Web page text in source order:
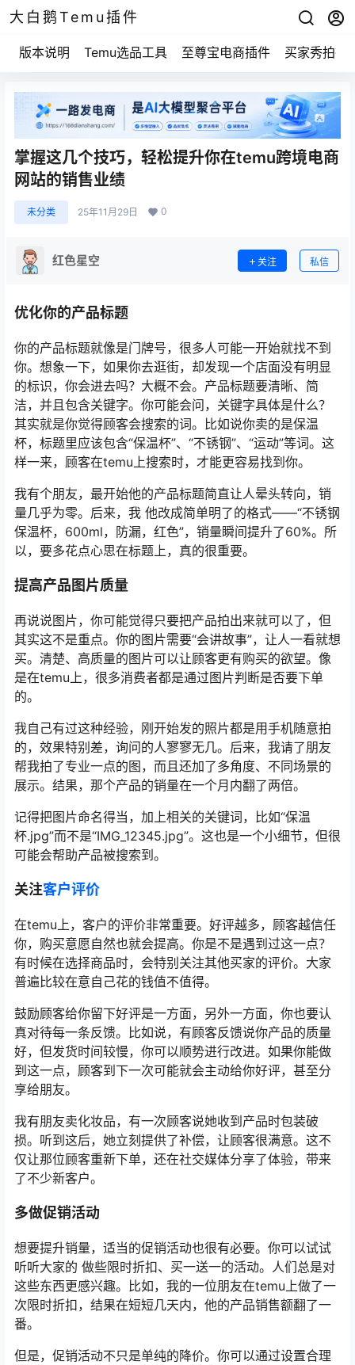
大白鹅Temu插件
版本说明 Temu选品工具 至尊宝电商插件 买家秀拍摄
掌握这几个技巧，轻松提升你在temu跨境电商
网站的销售业绩
未分类 25年11月29日 0
红色星空 关注 私信
优化你的产品标题
你的产品标题就像是门牌号，很多人可能一开始就找不到
你。想象一下，如果你去逛街，却发现一个店面没有明显
的标识，你会进去吗？大概不会。产品标题要清晰、简
洁，并且包含关键字。你可能会问，关键字具体是什么？
其实就是你觉得顾客会搜索的词。比如说你卖的是保温
杯，标题里应该包含“保温杯”、“不锈钢”、“运动”等词。这
样一来，顾客在temu上搜索时，才能更容易找到你。
我有个朋友，最开始他的产品标题简直让人晕头转向，销
量几乎为零。后来，我 他改成简单明了的格式——“不锈钢
保温杯，600ml，防漏，红色”，销量瞬间提升了60%。所
以，要多花点心思在标题上，真的很重要。
提高产品图片质量
再说说图片，你可能觉得只要把产品拍出来就可以了，但
其实这不是重点。你的图片需要“会讲故事”，让人一看就想
买。清楚、高质量的图片可以让顾客更有购买的欲望。像
是在temu上，很多消费者都是通过图片判断是否要下单
的。
我自己有过这种经验，刚开始发的照片都是用手机随意拍
的，效果特别差，询问的人寥寥无几。后来，我请了朋友
帮我拍了专业一点的图，而且还加了多角度、不同场景的
展示。结果，那个产品的销量在一个月内翻了两倍。
记得把图片命名得当，加上相关的关键词，比如“保温
杯.jpg”而不是“IMG_12345.jpg”。这也是一个小细节，但很
可能会帮助产品被搜索到。
关注客户评价
在temu上，客户的评价非常重要。好评越多，顾客越信任
你，购买意愿自然也就会提高。你是不是遇到过这一点？
有时候在选择商品时，会特别关注其他买家的评价。大家
普遍比较在意自己花的钱值不值得。
鼓励顾客给你留下好评是一方面，另外一方面，你也要认
真对待每一条反馈。比如说，有顾客反馈说你产品的质量
好，但发货时间较慢，你可以顺势进行改进。如果你能做
到这一点，顾客到下一次可能就会主动给你好评，甚至分
享给朋友。
我有朋友卖化妆品，有一次顾客说她收到产品时包装破
损。听到这后，她立刻提供了补偿，让顾客很满意。这不
仅让那位顾客重新下单，还在社交媒体分享了体验，带来
了不少新客户。
多做促销活动
想要提升销量，适当的促销活动也很有必要。你可以试试
听听大家的 做些限时折扣、买一送一的活动。人们总是对
这些东西更感兴趣。比如，我的一位朋友在temu上做了一
次限时折扣，结果在短短几天内，他的产品销售额翻了一
番。
但是，促销活动不只是单纯的降价。你可以通过设置合理